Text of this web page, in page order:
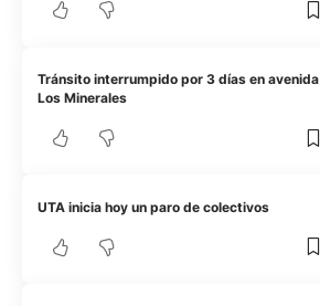
Tránsito interrumpido por 3 días en avenida
Los Minerales
UTA inicia hoy un paro de colectivos